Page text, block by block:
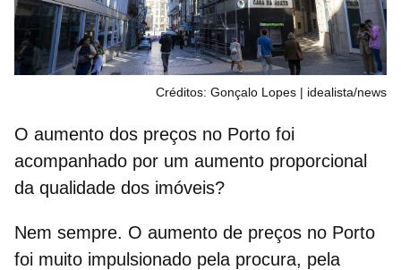
Créditos: Gonçalo Lopes | idealista/news
O aumento dos preços no Porto foi
acompanhado por um aumento proporcional
da qualidade dos imóveis?
Nem sempre. O aumento de preços no Porto
foi muito impulsionado pela procura, pela